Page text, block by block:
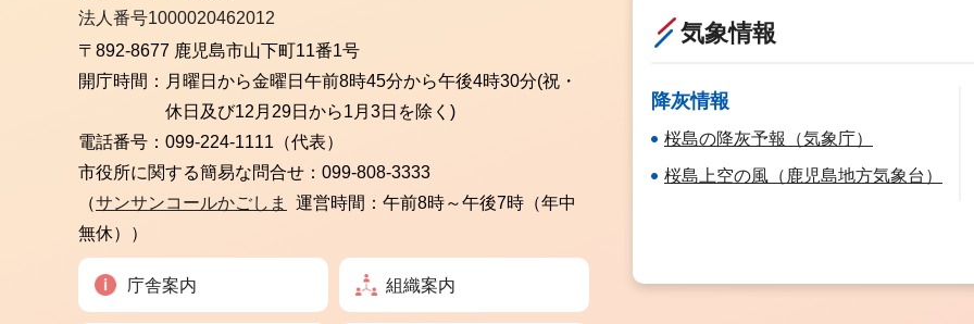
法人番号1000020462012
〒892-8677 鹿児島市山下町11番1号
開庁時間： 月曜日から金曜日 午前8時45分から午後4時30分(祝・
休日及び12月29日から1月3日を除く)
電話番号： 099-224-1111（代表）
市役所に関する簡易な問合せ： 099-808-3333
（サンサンコールかごしま
運営時間：午前8時～午後7時（年中
無休））
庁舎案内 組織案内
気象情報
降灰情報
桜島の降灰予報（気象庁）
桜島上空の風（鹿児島地方気象台）